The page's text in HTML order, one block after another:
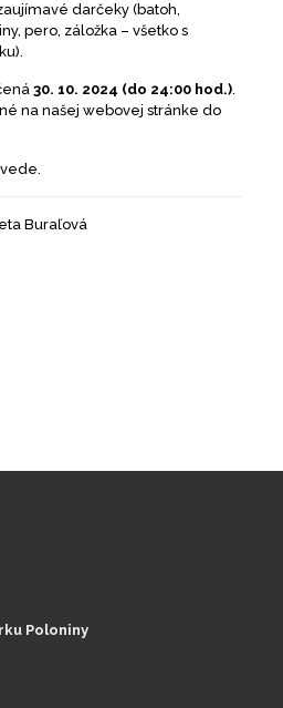
darčeky (batoh,
pero, záložka – všetko s
30. 10. 2024 (do 24:00 hod.).
na našej webovej stránke do
Buraľová
Poloniny